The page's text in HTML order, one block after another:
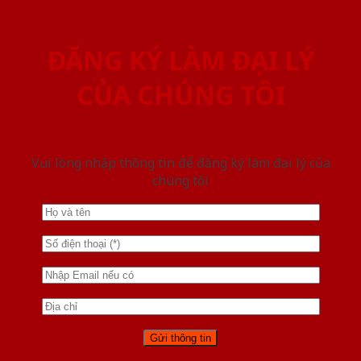
ĐĂNG KÝ LÀM ĐẠI LÝ
CỦA CHÚNG TÔI
Vui lòng nhập thông tin để đăng ký làm đại lý của
chúng tôi